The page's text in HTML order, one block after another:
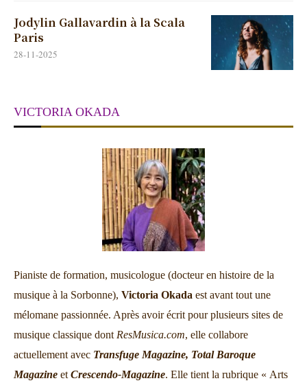
Jodylin Gallavardin à la Scala
Paris
28-11-2025
VICTORIA OKADA
Pianiste de formation, musicologue (docteur en histoire de la
musique à la Sorbonne), Victoria Okada est avant tout une
mélomane passionnée. Après avoir écrit pour plusieurs sites de
musique classique dont ResMusica.com, elle collabore
actuellement avec Transfuge Magazine, Total Baroque
Magazine et Crescendo-Magazine. Elle tient la rubrique « Arts